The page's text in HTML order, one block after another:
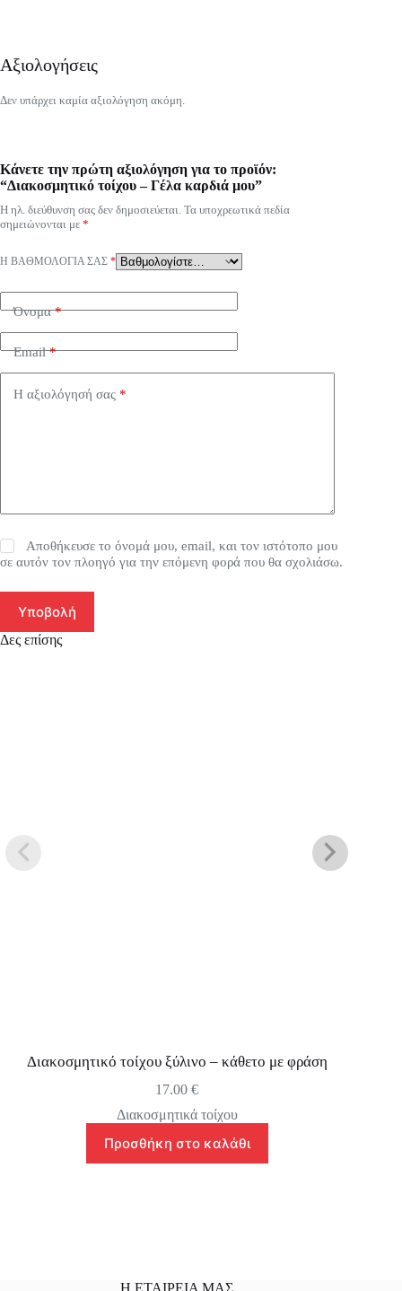
Αξιολογήσεις
Δεν υπάρχει καμία αξιολόγηση ακόμη.
Κάνετε την πρώτη αξιολόγηση για το προϊόν:
“Διακοσμητικό τοίχου – Γέλα καρδιά μου”
Η ηλ. διεύθυνση σας δεν δημοσιεύεται. Τα υποχρεωτικά πεδία
σημειώνονται με *
Η ΒΑΘΜΟΛΟΓΊΑ ΣΑΣ *
Όνομα*
Email*
Η αξιολόγησή σας *
Αποθήκευσε το όνομά μου, email, και τον ιστότοπο μου
σε αυτόν τον πλοηγό για την επόμενη φορά που θα σχολιάσω.
Υποβολή
Δες επίσης
Διακοσμητικό τοίχου ξύλινο – κάθετο με φράση
17.00€
Διακοσμητικά τοίχου
Προσθήκη στο καλάθι
Η ΕΤΑΙΡΕΙΑ ΜΑΣ